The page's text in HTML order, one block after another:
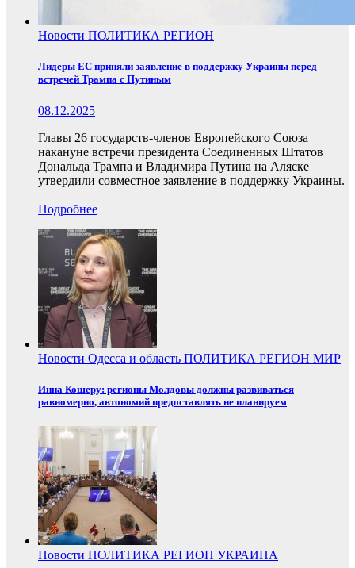
Новости ПОЛИТИКА РЕГИОН
Лидеры ЕС приняли заявление в поддержку Украины перед
встречей Трампа с Путиным
08.12.2025
Главы 26 государств-членов Европейского Союза
накануне встречи президента Соединенных Штатов
Дональда Трампа и Владимира Путина на Аляске
утвердили совместное заявление в поддержку Украины.
Подробнее
Новости Одесса и область ПОЛИТИКА РЕГИОН МИР
Инна Кошеру: регионы Молдовы должны развиваться
равномерно, автономий предоставлять не планируем
Новости ПОЛИТИКА РЕГИОН УКРАИНА